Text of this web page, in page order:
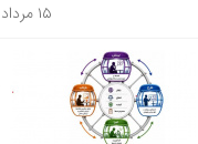
۱۵ مرداد ۱۴۰۵